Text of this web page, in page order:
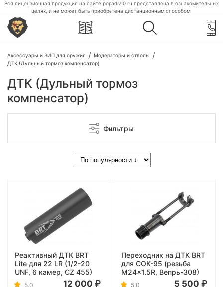
Вся лицензионная продукция на сайте popadiv10.ru представлена в ознакомительных
целях, и не может быть приобретена дистанционным способом.
Аксессуары и ЗИП для оружия
Модераторы и стволы
ДТК (Дульный тормоз компенсатор)
ДТК (Дульный тормоз
компенсатор)
Фильтры
Реактивный ДТК BRT
Lite для 22 LR (1/2-20
UNF, 6 камер, CZ 455)
5.0 12 000
Переходник на ДТК BRT
для СОК-95 (резьба
M24x1.5R, Вепрь-308)
5.0 5 500